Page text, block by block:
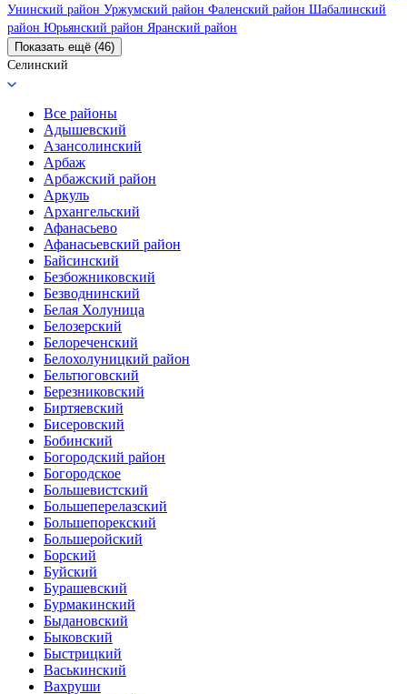
Унинский район Уржумский район Фаленский район Шабалинский
район Юрьянский район Яранский район
Показать ещё (46)
Селинский
Все районы
Адышевский
Азансолинский
Арбаж
Арбажский район
Аркуль
Архангельский
Афанасьево
Афанасьевский район
Байсинский
Безбожниковский
Безводнинский
Белая Холуница
Белозерский
Белореченский
Белохолуницкий район
Бельтюговский
Березниковский
Биртяевский
Бисеровский
Бобинский
Богородский район
Богородское
Большевистский
Большеперелазский
Большепорекский
Большеройский
Борский
Буйский
Бурашевский
Бурмакинский
Быдановский
Быковский
Быстрицкий
Васькинский
Вахруши